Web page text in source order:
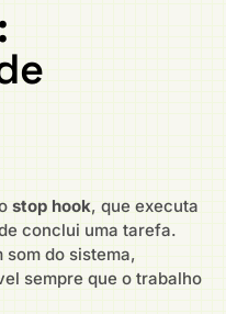
stop hook, que executa
conclui uma tarefa.
do sistema,
sempre que o trabalho